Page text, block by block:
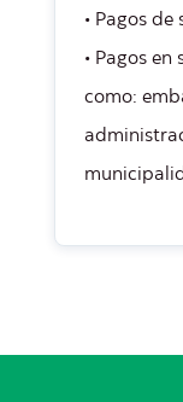
• Pagos
• Pagos
como: